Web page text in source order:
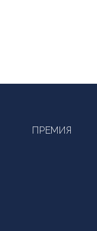
ПРЕМИЯ